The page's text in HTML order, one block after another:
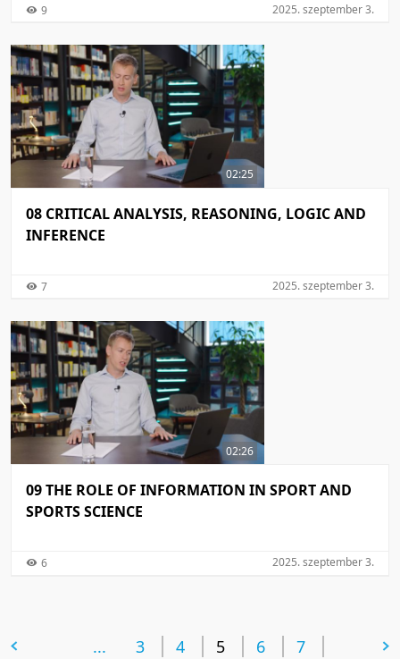
9 2025. szeptember 3.
02:25
08 CRITICAL ANALYSIS, REASONING, LOGIC AND
INFERENCE
7 2025. szeptember 3.
02:26
09 THE ROLE OF INFORMATION IN SPORT AND
SPORTS SCIENCE
6 2025. szeptember 3.
... 3 4 5 6 7
következő oldal